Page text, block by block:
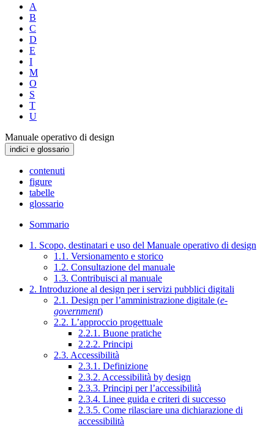
A
B
C
D
E
I
M
O
S
T
U
Manuale operativo di design
indici e glossario
contenuti
figure
tabelle
glossario
Sommario
1. Scopo, destinatari e uso del Manuale operativo di design
1.1. Versionamento e storico
1.2. Consultazione del manuale
1.3. Contribuisci al manuale
2. Introduzione al design per i servizi pubblici digitali
2.1. Design per l’amministrazione digitale (e-
government)
2.2. L’approccio progettuale
2.2.1. Buone pratiche
2.2.2. Principi
2.3. Accessibilità
2.3.1. Definizione
2.3.2. Accessibilità by design
2.3.3. Principi per l’accessibilità
2.3.4. Linee guida e criteri di successo
2.3.5. Come rilasciare una dichiarazione di
accessibilità